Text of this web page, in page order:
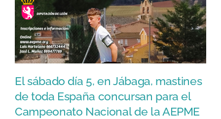
El sábado día 5, en Jábaga,
El sábado día 5, en Jábaga, mastines
de toda España concursan para el
Campeonato Nacional de la AEPME